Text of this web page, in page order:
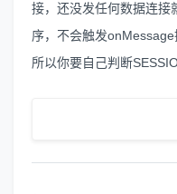
接，还没发任何数据连接
序，不会触发onMessage
所以你要自己判断